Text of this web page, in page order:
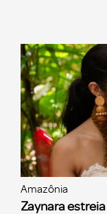
Amazônia
Zaynara